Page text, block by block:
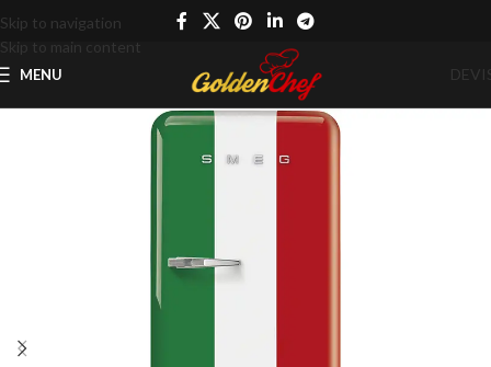
Skip to navigation
Skip to main content
MENU